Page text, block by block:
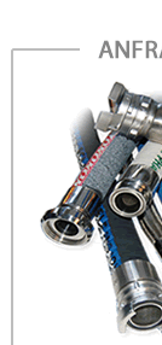
Accessoires
Maintenance
Etanchéité
Feuilles
/
Plaques